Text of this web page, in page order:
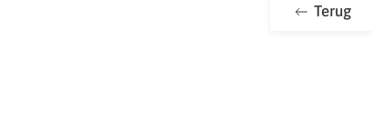
Terug